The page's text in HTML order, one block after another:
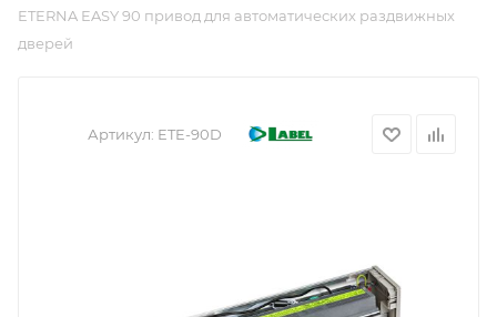
ETERNA EASY 90 привод для автоматических раздвижных
дверей
Артикул: ETE-90D